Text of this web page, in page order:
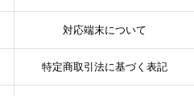
対応端末について
特定商取引法に基づく表記